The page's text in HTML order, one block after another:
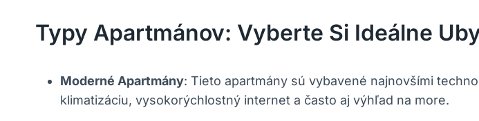
Typy Apartmánov: Vyberte Si Ideálne
Moderné Apartmány: Tieto apartmány sú vybavené najnovšími
klimatizáciu, vysokorýchlostný internet a často aj výhľad na more.